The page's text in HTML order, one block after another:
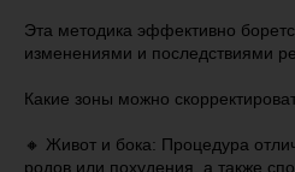
Эта методика эффективно
изменениями и последствиями
Какие зоны можно
🔸 Живот и бока: Процедура
родов или похудения, а также